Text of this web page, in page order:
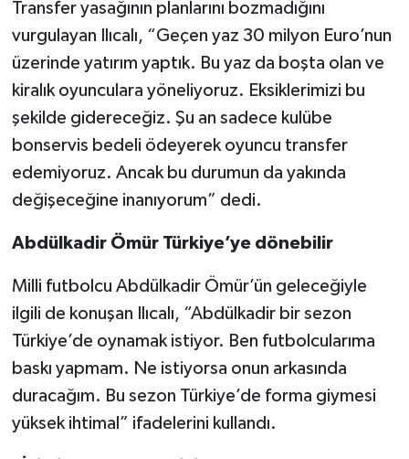
Transfer yasağının planlarını bozmadığını
vurgulayan Ilıcalı, “Geçen yaz 30 milyon Euro’nun
üzerinde yatırım yaptık. Bu yaz da boşta olan ve
kiralık oyunculara yöneliyoruz. Eksiklerimizi bu
şekilde gidereceğiz. Şu an sadece kulübe
bonservis bedeli ödeyerek oyuncu transfer
edemiyoruz. Ancak bu durumun da yakında
değişeceğine inanıyorum” dedi.
Abdülkadir Ömür Türkiye’ye dönebilir
Milli futbolcu Abdülkadir Ömür’ün geleceğiyle
ilgili de konuşan Ilıcalı, “Abdülkadir bir sezon
Türkiye’de oynamak istiyor. Ben futbolcularıma
baskı yapmam. Ne istiyorsa onun arkasında
duracağım. Bu sezon Türkiye’de forma giymesi
yüksek ihtimal” ifadelerini kullandı.